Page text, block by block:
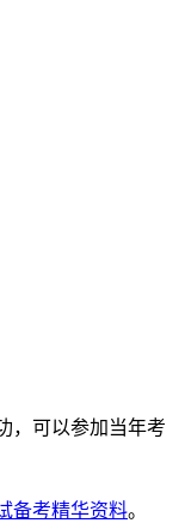
，可以参加当年考
备考精华资料。